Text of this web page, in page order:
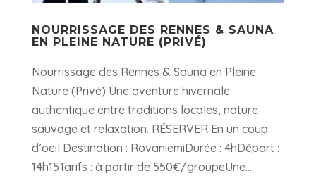
NOURRISSAGE DES RENNES & SAUNA
EN PLEINE NATURE (PRIVÉ)
Nourrissage des Rennes & Sauna en Pleine
Nature (Privé) Une aventure hivernale
authentique entre traditions locales, nature
sauvage et relaxation. RÉSERVER En un coup
d’oeil Destination : RovaniemiDurée : 4hDépart :
14h15Tarifs : à partir de 550€/groupeUne...